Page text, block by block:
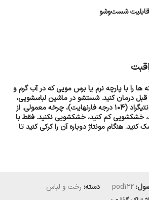
شست‌وشو
ها را با پارچه نرم یا برس مویی که در آب گرم و
درمان کنید. شستشو در ماشین لباسشویی،
حداکثر دمای 40 درجه سانتیگراد (104 درجه فارنهایت)، چرخه معمولی. از
خشکشویی کم کنید، خشکشویی نکنید. فقط با
هنگام مونتاژ دوباره آن را کرکی کنید تا
pod122 دسته: رخت و لباس